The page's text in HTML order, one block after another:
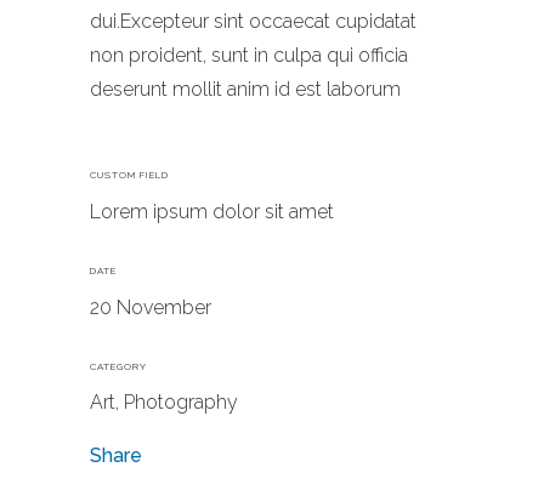
dui.Excepteur sint occaecat cupidatat
non proident, sunt in culpa qui officia
deserunt mollit anim id est laborum
CUSTOM FIELD
Lorem ipsum dolor sit amet
DATE
20 November
CATEGORY
Art, Photography
Share